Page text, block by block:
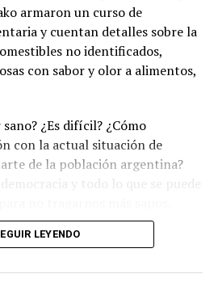
armaron un curso de
y cuentan detalles sobre la
no identificados,
con sabor y olor a alimentos,
¿Es difícil? ¿Cómo
con la actual situación de
de la población argentina?
y todo lo que se puede
completo).
LEYENDO